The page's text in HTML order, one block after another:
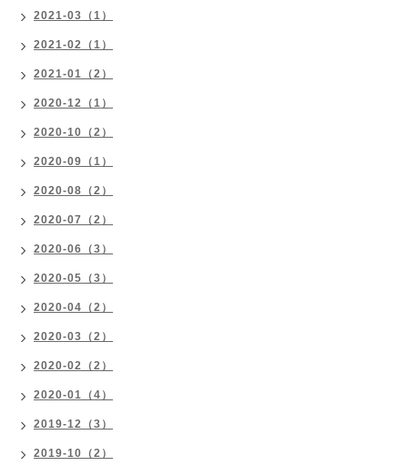
2021-03（1）
2021-02（1）
2021-01（2）
2020-12（1）
2020-10（2）
2020-09（1）
2020-08（2）
2020-07（2）
2020-06（3）
2020-05（3）
2020-04（2）
2020-03（2）
2020-02（2）
2020-01（4）
2019-12（3）
2019-10（2）